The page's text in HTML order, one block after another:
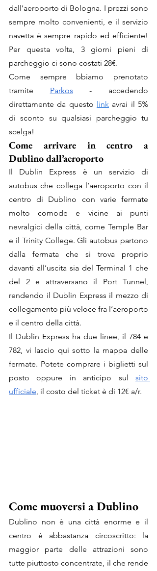
dall’aeroporto di Bologna. I prezzi sono
sempre molto convenienti, e il servizio
navetta è sempre rapido ed efficiente!
Per questa volta, 3 giorni pieni di
parcheggio ci sono costati 28€.
Come sempre bbiamo prenotato
tramite Parkos - accedendo
direttamente da questo link avrai il 5%
di sconto su qualsiasi parcheggio tu
scelga!
Come arrivare in centro a
Dublino dall’aeroporto
Il Dublin Express è un servizio di
autobus che collega l’aeroporto con il
centro di Dublino con varie fermate
molto comode e vicine ai punti
nevralgici della città, come Temple Bar
e il Trinity College. Gli autobus partono
dalla fermata che si trova proprio
davanti all’uscita sia del Terminal 1 che
del 2 e attraversano il Port Tunnel,
rendendo il Dublin Express il mezzo di
collegamento più veloce fra l’aeroporto
e il centro della città.
Il Dublin Express ha due linee, il 784 e
782, vi lascio qui sotto la mappa delle
fermate. Potete comprare i biglietti sul
posto oppure in anticipo sul sito
ufficiale, il costo del ticket è di 12€ a/r.
Come muoversi a Dublino
Dublino non è una città enorme e il
centro è abbastanza circoscritto: la
maggior parte delle attrazioni sono
tutte piuttosto concentrate, il che rende